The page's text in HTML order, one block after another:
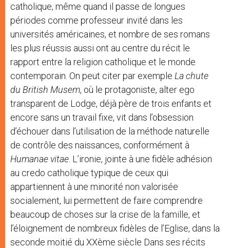
catholique, même quand il passe de longues
périodes comme professeur invité dans les
universités américaines, et nombre de ses romans
les plus réussis aussi ont au centre du récit le
rapport entre la religion catholique et le monde
contemporain. On peut citer par exemple La chute
du British Musem, où le protagoniste, alter ego
transparent de Lodge, déjà père de trois enfants et
encore sans un travail fixe, vit dans l’obsession
d’échouer dans l’utilisation de la méthode naturelle
de contrôle des naissances, conformément à
Humanae vitae . L’ironie, jointe à une fidèle adhésion
au credo catholique typique de ceux qui
appartiennent à une minorité non valorisée
socialement, lui permettent de faire comprendre
beaucoup de choses sur la crise de la famille, et
l’éloignement de nombreux fidèles de l’Eglise, dans la
seconde moitié du XXème siècle Dans ses récits